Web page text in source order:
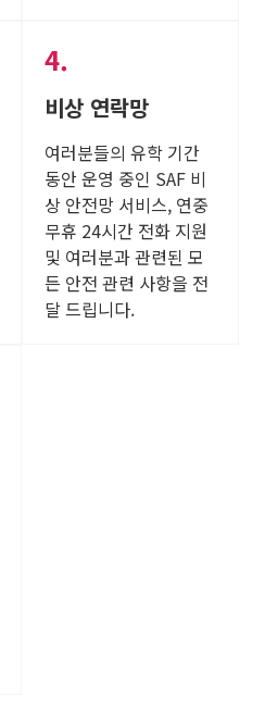
비상 연락망
여러분들의 유학 기간
동안 운영 중인 SAF 비
상 안전망 서비스, 연중
무휴 24시간 전화 지원
및 여러분과 관련된 모
든 안전 관련 사항을 전
달 드립니다.